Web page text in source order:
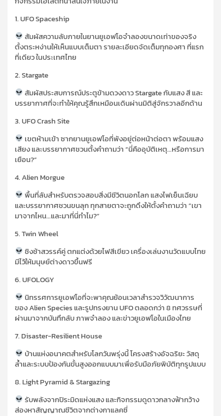
1. UFO Spaceship
สัมผัสความลับภายในยานยูเอฟโอจำลองขนาดเท่าของจริง
ตั้งตระหง่านให้เห็นแบบเต็มตา รายละเอียดจัดเต็มทุกองศา ที่แรก
ที่เดียว ในประเทศไทย
2. Stargate
สัมผัสประสบการณ์ประตูข้ามดวงดาวStargateกับแสง สี และ
บรรยากาศที่จะทำให้คุณรู้สึกเหมือนเดินผ่านมิติสู่จักรวาลอีกด้าน
3. UFO Crash Site
เขตห้ามเข้า ซากยานยูเอฟโอที่พังอยู่ต่อหน้าต่อตา พร้อมแสง
เสียง และบรรยากาศชวนตั้งคำถามว่า“นี่คืออุบัติเหตุ…หรือการมา
เยือน?”
4. Alien Morgue
พื้นที่ลับสำหรับตรวจสอบสิ่งมีชีวิตนอกโลก แสงไฟเย็นเฉียบ
และบรรยากาศชวนขนลุก ทุกสายตาจะถูกดึงให้ตั้งคำถามว่า “เขา
มาจากไหน…และมาที่นี่ทำไม?”
5. Twin Wheel
ชิงช้าสวรรค์คู่ ตกแต่งด้วยไฟสีเขียว เครื่องเล่นงานวัดแบบไทย
มีไว้ให้มนุษย์ต่างดาวขึ้นฟรี
6. UFOLOGY
นิทรรศการยูเอฟโอที่จะพาคุณย้อนเวลาสำรวจวิวัฒนาการ
ของAlien Speciesและรูปทรงยาน UFOตลอดกว่า8ทศวรรษที่
ผ่านมาจากบันทึกลับ ภาพจำลอง และข่าวยูเอฟโอในเมืองไทย
7. Disaster-Resilient House
บ้านแห่งอนาคตสำหรับโลกวันพรุ่งนี้ โครงสร้างอัจฉริยะ วัสดุ
ล้ำและระบบป้องกันขั้นสูงออกแบบมาเพื่อรับมือภัยพิบัติทุกรูปแบบ
8. Light Pyramid & Stargazing
รับพลังจากปิระมิดแห่งแสง และกิจกรรมดูดาวกลางฟ้ากว้าง
ส่องหาสัญญาณชีวิตจากต่างกาแลคซี่